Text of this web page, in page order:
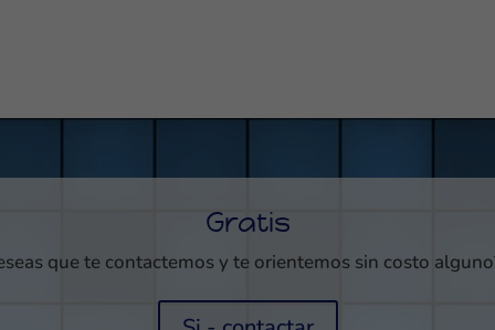
Gratis
que te contactemos y te orientemos sin costo